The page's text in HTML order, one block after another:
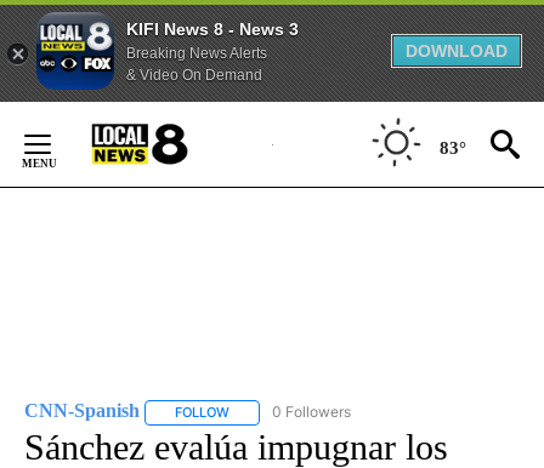
KIFI News 8 - News 3
Breaking News Alerts
& Video On Demand
DOWNLOAD
Content
83°
CNN-Spanish FOLLOW FOLLOW "CNN-SPANISH" TO RECEIVE
0 Followers
Sánchez evalúa impugnar los